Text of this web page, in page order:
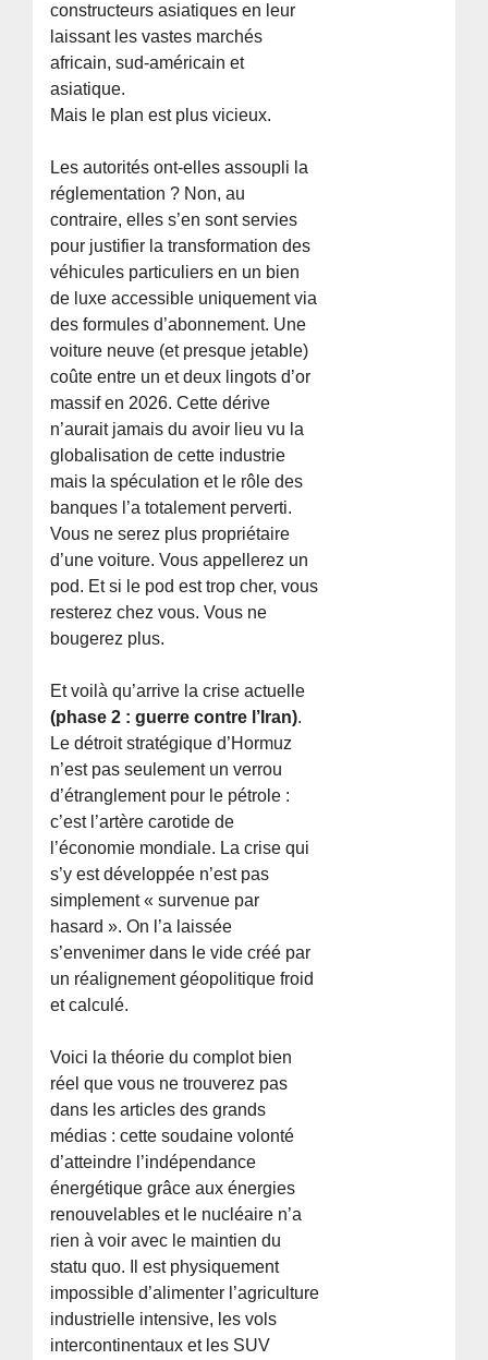
constructeurs asiatiques en leur
laissant les vastes marchés
africain, sud-américain et
asiatique.
Mais le plan est plus vicieux.
Les autorités ont-elles assoupli la
réglementation ? Non, au
contraire, elles s’en sont servies
pour justifier la transformation des
véhicules particuliers en un bien
de luxe accessible uniquement via
des formules d’abonnement. Une
voiture neuve (et presque jetable)
coûte entre un et deux lingots d’or
massif en 2026. Cette dérive
n’aurait jamais du avoir lieu vu la
globalisation de cette industrie
mais la spéculation et le rôle des
banques l’a totalement perverti.
Vous ne serez plus propriétaire
d’une voiture. Vous appellerez un
pod. Et si le pod est trop cher, vous
resterez chez vous. Vous ne
bougerez plus.
Et voilà qu’arrive la crise actuelle
(phase 2 : guerre contre l’Iran).
Le détroit stratégique d’Hormuz
n’est pas seulement un verrou
d’étranglement pour le pétrole :
c’est l’artère carotide de
l’économie mondiale. La crise qui
s’y est développée n’est pas
simplement « survenue par
hasard ». On l’a laissée
s’envenimer dans le vide créé par
un réalignement géopolitique froid
et calculé.
Voici la théorie du complot bien
réel que vous ne trouverez pas
dans les articles des grands
médias : cette soudaine volonté
d’atteindre l’indépendance
énergétique grâce aux énergies
renouvelables et le nucléaire n’a
rien à voir avec le maintien du
statu quo. Il est physiquement
impossible d’alimenter l’agriculture
industrielle intensive, les vols
intercontinentaux et les SUV